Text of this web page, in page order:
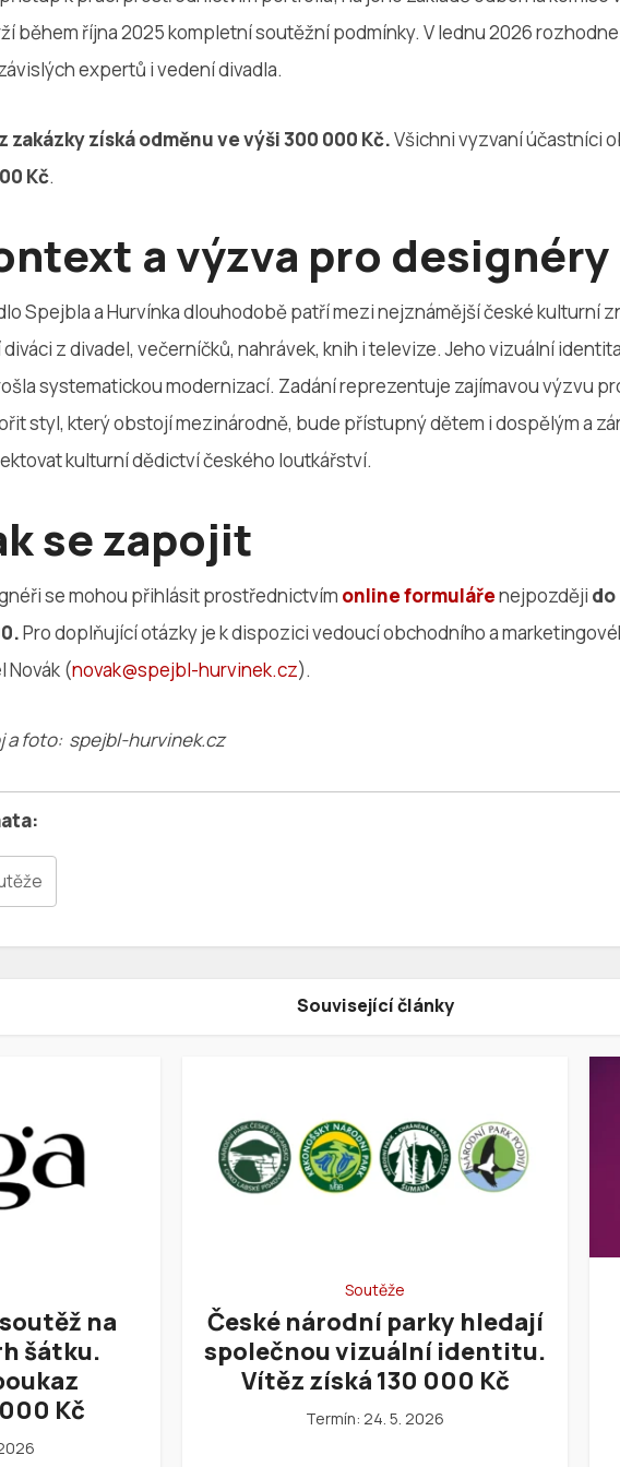
během října 2025 kompletní soutěžní podmínky. V lednu 2026
expertů i vedení divadla.
zakázky získá odměnu ve výši 300 000 Kč.Všichni vyzvaní účastníci
Kč.
a výzva pro designéry
Spejbla a Hurvínka dlouhodobě patří mezi nejznámější české kulturní
diváci z divadel, večerníčků, nahrávek, knih i televize. Jeho vizuální
systematickou modernizací. Zadání reprezentuje zajímavou výzvu
styl, který obstojí mezinárodně, bude přístupný dětem i dospělým a
kulturní dědictví českého loutkářství.
se zapojit
se mohou přihlásit prostřednictvím online formulářenejpozději do
Pro doplňující otázky je k dispozici vedoucí obchodního a
Novák (novak@spejbl-hurvinek.cz).
a foto: spejbl-hurvinek.cz
Související články
na
šátku.
Kč
Soutěže
České národní parky hledají
společnou vizuální identitu.
Vítěz získá 130 000 Kč
Termín: 24. 5. 2026